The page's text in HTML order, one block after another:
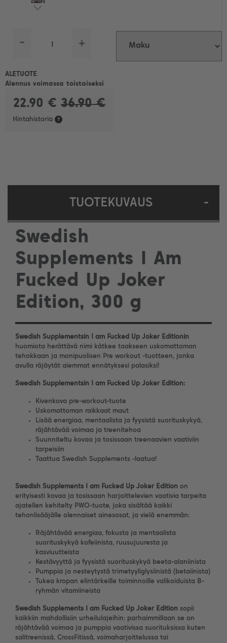
- +
ALETUOTE
Alennus voimassa toistaiseksi
22.90 € 36.90 €
Hintahistoria
TUOTEKUVAUS -
Swedish
Supplements I Am
Fucked Up Joker
Edition, 300 g
Swedish Supplementsin I am Fucked Up Joker Editionin
huomiota herättävä nimi kätkee taakseen uskomattoman
tehokkaan ja monipuolisen Pre workout -tuotteen, jonka
avulla räjäytät aiemmat ennätyksesi palasiksi!
Swedish Supplementsin I am Fucked Up Joker Edition:
Kivenkova pre-workout-tuote
Uskomattoman raikkaat maut
Lisää energiaa, mentaalista ja fyysistä suorituskykyä,
räjähtävää voimaa ja treenitehoa
Suunniteltu kovaa ja tosissaan treenaavien vaativiin
tarpeisiin
Taattua Swedish Supplements -laatua!
Swedish Supplements I am Fucked Up Joker Edition on
erityisesti kovaa ja tosissaan harjoittelevien vaativia tarpeita
ajatellen kehitelty PWO-tuote, joka sisältää kaikki
tehonlisääjälle olennaiset ainesosat, ja vielä enemmän:
Räjähtävää energiaa, fokusta ja mentaalista
suorituskykyä kofeiinista, ruusujuuresta ja
kasviuutteista
Kestävyyttä ja fyysistä suorituskykyä beeta-alaniinista
Pumppia ja nesteytystä trimetyyliglysiinistä (betaiinista)
Tukea kropan elintärkeille toiminnoille valikoiduista B-
ryhmän vitamiineista
Swedish Supplements I am Fucked Up Joker Edition sopii
kaikkiin mahdollisiin urheilulajeihin: parhaimmillaan se on
räjähtävää voimaa ja pumppia vaativissa suorituksissa kuten
salitreenissä, CrossFitissä, voimaharjoittelussa tai